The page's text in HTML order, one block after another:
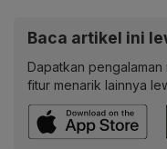
Baca artikel ini
Dapatkan
fitur menarik lainnya